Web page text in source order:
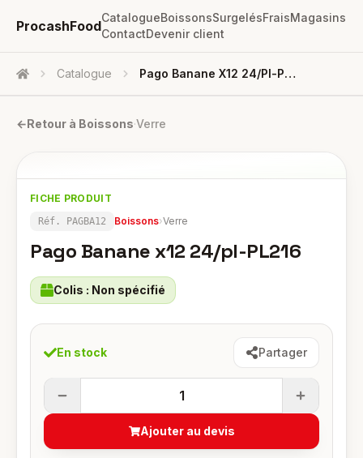
ProcashFood
CatalogueBoissonsSurgelésFraisMagasins
ContactDevenir client
Accueil Catalogue Pago Banane X12 24/pl-PL216
←Retour à Boissons·Verre
FICHE PRODUIT
Réf. PAGBA12 Boissons›Verre
Pago Banane x12 24/pl-PL216
Colis : Non spécifié
En stock Partager
1
Ajouter au devis